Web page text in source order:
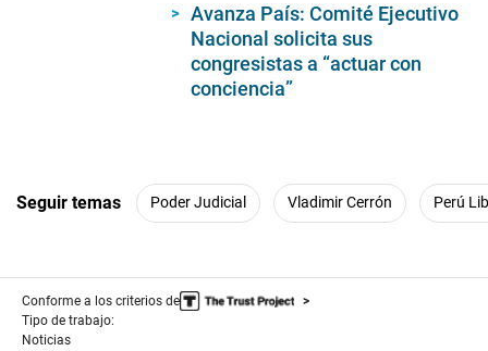
Avanza País: Comité Ejecutivo
Nacional solicita sus
congresistas a “actuar con
conciencia”
Seguir temas Poder Judicial Vladimir Cerrón Perú
Conforme a los criterios de
Tipo de trabajo:
Noticias